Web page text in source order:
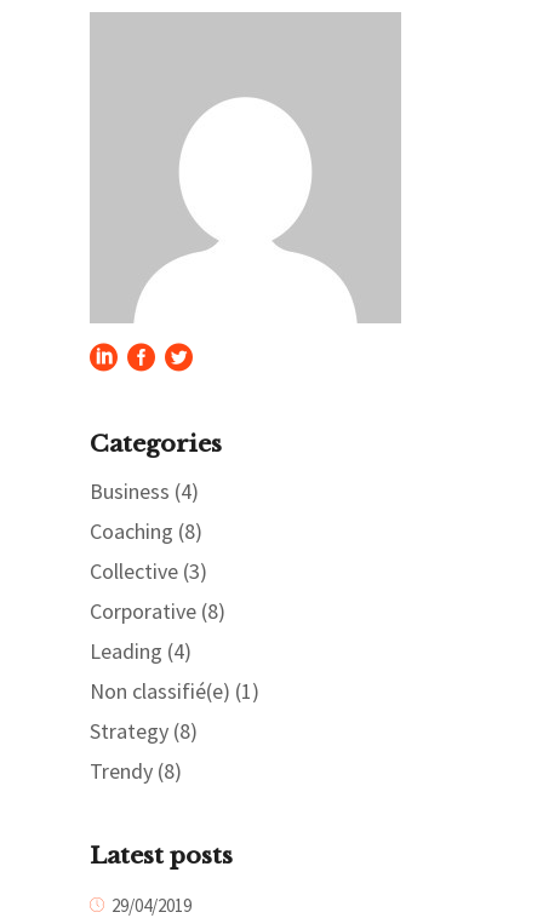
Categories
Business (4)
Coaching (8)
Collective (3)
Corporative (8)
Leading (4)
Non classifié(e) (1)
Strategy (8)
Trendy (8)
Latest posts
29/04/2019